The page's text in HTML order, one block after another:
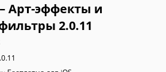
Aрт-эффекты и
2.0.11